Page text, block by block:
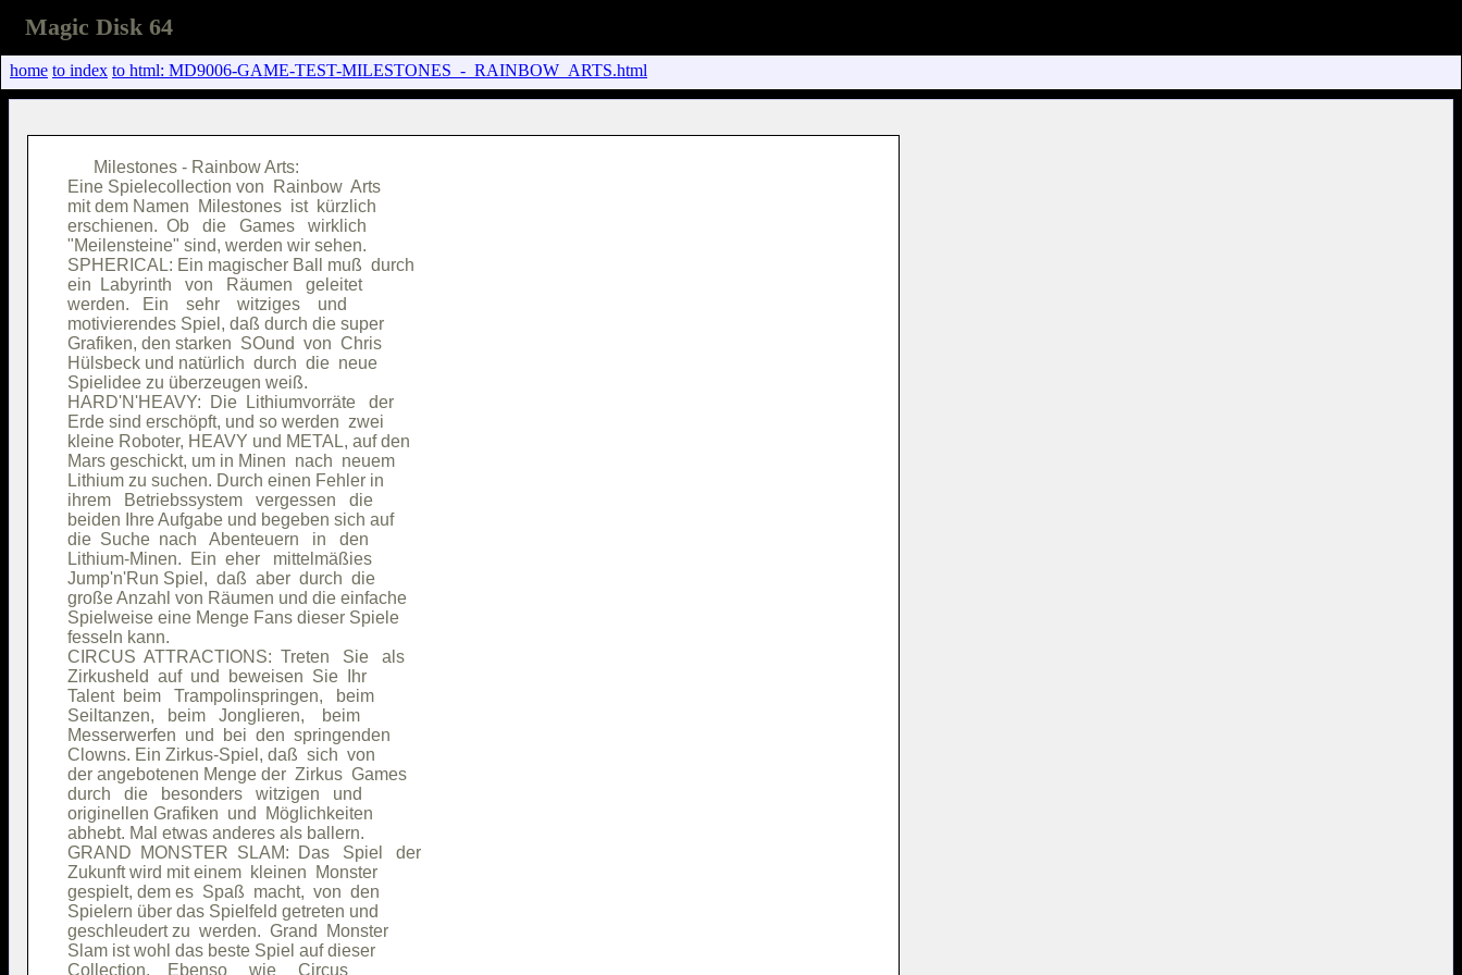
Magic Disk 64
home to index to html: MD9006-GAME-TEST-MILESTONES_-_RAINBOW_ARTS.html
      Milestones - Rainbow Arts:
Eine Spielecollection von  Rainbow  Arts
mit dem Namen  Milestones  ist  kürzlich
erschienen.  Ob   die   Games   wirklich
"Meilensteine" sind, werden wir sehen.
SPHERICAL: Ein magischer Ball muß  durch
ein  Labyrinth   von   Räumen   geleitet
werden.   Ein    sehr    witziges    und
motivierendes Spiel, daß durch die super
Grafiken, den starken  SOund  von  Chris
Hülsbeck und natürlich  durch  die  neue
Spielidee zu überzeugen weiß.
HARD'N'HEAVY:  Die  Lithiumvorräte   der
Erde sind erschöpft, und so werden  zwei
kleine Roboter, HEAVY und METAL, auf den
Mars geschickt, um in Minen  nach  neuem
Lithium zu suchen. Durch einen Fehler in
ihrem   Betriebssystem   vergessen   die
beiden Ihre Aufgabe und begeben sich auf
die  Suche  nach   Abenteuern   in   den
Lithium-Minen.  Ein  eher   mittelmäßies
Jump'n'Run Spiel,  daß  aber  durch  die
große Anzahl von Räumen und die einfache
Spielweise eine Menge Fans dieser Spiele
fesseln kann.
CIRCUS  ATTRACTIONS:  Treten   Sie   als
Zirkusheld  auf  und  beweisen  Sie  Ihr
Talent  beim   Trampolinspringen,   beim
Seiltanzen,   beim   Jonglieren,    beim
Messerwerfen  und  bei  den  springenden
Clowns. Ein Zirkus-Spiel, daß  sich  von
der angebotenen Menge der  Zirkus  Games
durch   die   besonders   witzigen   und
originellen Grafiken  und  Möglichkeiten
abhebt. Mal etwas anderes als ballern.
GRAND  MONSTER  SLAM:  Das   Spiel   der
Zukunft wird mit einem  kleinen  Monster
gespielt, dem es  Spaß  macht,  von  den
Spielern über das Spielfeld getreten und
geschleudert zu  werden.  Grand  Monster
Slam ist wohl das beste Spiel auf dieser
Collection.    Ebenso     wie     Circus